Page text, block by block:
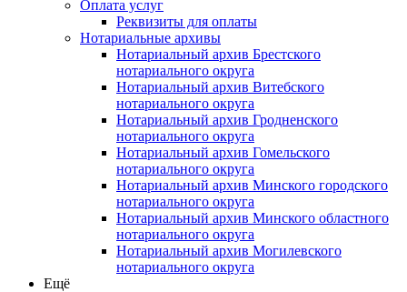
Оплата услуг
Реквизиты для оплаты
Нотариальные архивы
Нотариальный архив Брестского
нотариального округа
Нотариальный архив Витебского
нотариального округа
Нотариальный архив Гродненского
нотариального округа
Нотариальный архив Гомельского
нотариального округа
Нотариальный архив Минского городского
нотариального округа
Нотариальный архив Минского областного
нотариального округа
Нотариальный архив Могилевского
нотариального округа
Ещё